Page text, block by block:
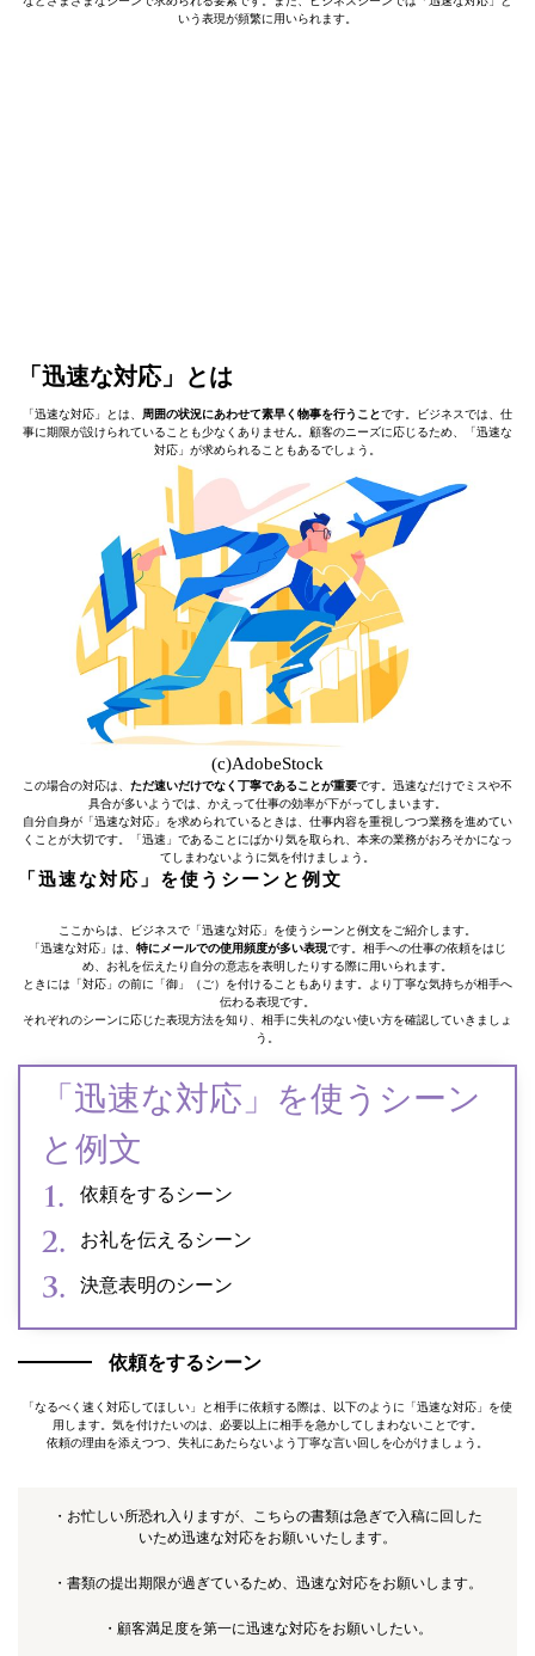
いう表現が頻繁に用いられます。
「迅速な対応」とは
「迅速な対応」とは、 周囲の状況にあわせて素早く物事を行うことです。ビジネスでは、仕
事に期限が設けられていることも少なくありません。顧客のニーズに応じるため、「迅速な
対応」が求められることもあるでしょう。
(c)AdobeStock
この場合の対応は、 ただ速いだけでなく丁寧であることが重要です。迅速なだけでミスや不
具合が多いようでは、かえって仕事の効率が下がってしまいます。
自分自身が「迅速な対応」を求められているときは、仕事内容を重視しつつ業務を進めてい
くことが大切です。「迅速」であることにばかり気を取られ、本来の業務がおろそかになっ
てしまわないように気を付けましょう。
「迅速な対応」を使うシーンと例文
ここからは、ビジネスで「迅速な対応」を使うシーンと例文をご紹介します。
「迅速な対応」は、 特にメールでの使用頻度が多い表現です。相手への仕事の依頼をはじ
め、お礼を伝えたり自分の意志を表明したりする際に用いられます。
ときには「対応」の前に「御」（ご）を付けることもあります。より丁寧な気持ちが相手へ
伝わる表現です。
それぞれのシーンに応じた表現方法を知り、相手に失礼のない使い方を確認していきましょ
う。
「迅速な対応」を使うシーン
と例文
依頼をするシーン
お礼を伝えるシーン
決意表明のシーン
依頼をするシーン
「なるべく速く対応してほしい」と相手に依頼する際は、以下のように「迅速な対応」を使
用します。気を付けたいのは、必要以上に相手を急かしてしまわないことです。
依頼の理由を添えつつ、失礼にあたらないよう丁寧な言い回しを心がけましょう。
・お忙しい所恐れ入りますが、こちらの書類は急ぎで入稿に回した
いため迅速な対応をお願いいたします。
・書類の提出期限が過ぎているため、迅速な対応をお願いします。
・顧客満足度を第一に迅速な対応をお願いしたい。